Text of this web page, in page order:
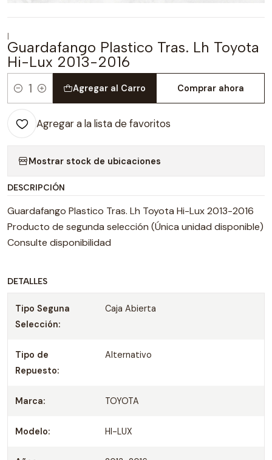
|
Guardafango Plastico Tras. Lh Toyota
Hi-Lux 2013-2016
Cantidad
Agregar al Carro Comprar ahora
Agregar a la lista de favoritos
Mostrar stock de ubicaciones
DESCRIPCIÓN
Guardafango Plastico Tras. Lh Toyota Hi-Lux 2013-2016
Producto de segunda selección (Única unidad disponible)
Consulte disponibilidad
DETALLES
Tipo Seguna
Selección:
Caja Abierta
Tipo de
Repuesto:
Alternativo
Marca: TOYOTA
Modelo: HI-LUX